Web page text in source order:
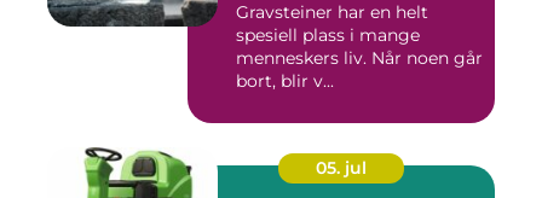
Gravsteiner har en helt
spesiell plass i mange
menneskers liv. Når noen går
bort, blir v...
05. jul